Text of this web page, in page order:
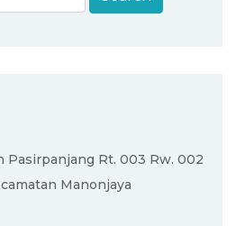
Pasirpanjang Rt. 003 Rw. 002
Manonjaya